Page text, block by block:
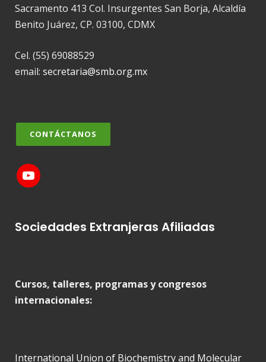
Sacramento 413 Col. Insurgentes San Borja, Alcaldía
Benito Juárez, CP. 03100, CDMX
Cel. (55) 69088529
email: secretaria@smb.org.mx
CONTÁCTANOS
Sociedades Extranjeras Afiliadas
Cursos, talleres, programas y congresos
internacionales:
International Union of Biochemistry and Molecular